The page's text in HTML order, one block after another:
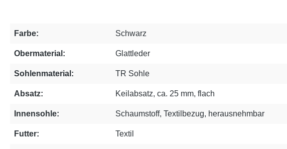
Farbe: Schwarz
Obermaterial: Glattleder
Sohlenmaterial: TR Sohle
Absatz: Keilabsatz, ca. 25 mm, flach
Innensohle: Schaumstoff, Textilbezug, herausnehmbar
Futter: Textil